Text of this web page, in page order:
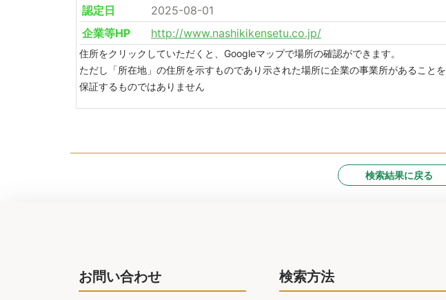
認定日
2025-08-01
企業等HP
http://www.nashikikensetu.co.jp/
住所をクリックしていただくと、Googleマップで場所の確認ができます。
ただし「所在地」の住所を示すものであり示された場所に企業の事業所があることを
保証するものではありません
検索結果に戻る
お問い合わせ 検索方法